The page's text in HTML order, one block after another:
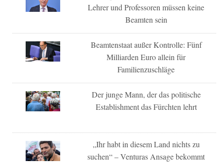
Lehrer und Professoren müssen keine
Beamten sein
Beamtenstaat außer Kontrolle: Fünf
Milliarden Euro allein für
Familienzuschläge
Der junge Mann, der das politische
Establishment das Fürchten lehrt
„Ihr habt in diesem Land nichts zu
suchen“ – Venturas Ansage bekommt